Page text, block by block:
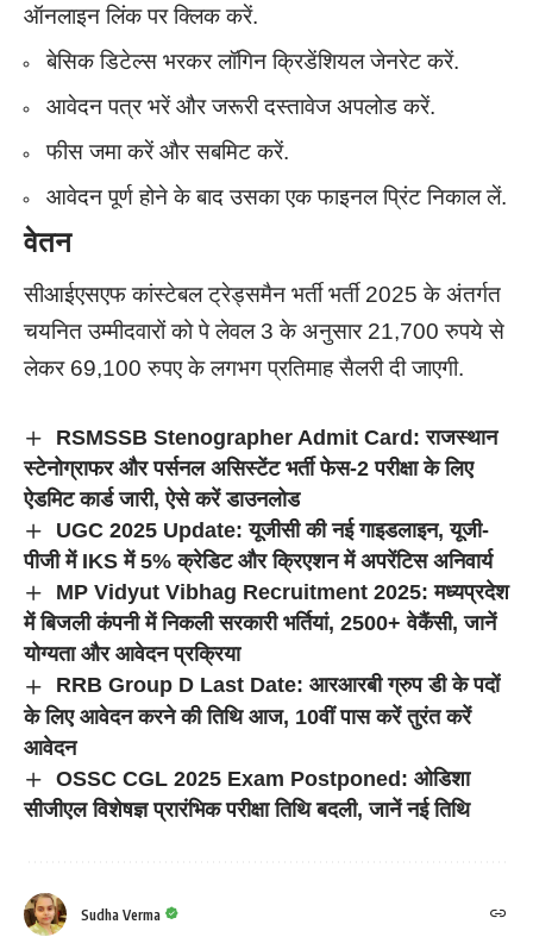
ऑनलाइन लिंक पर क्लिक करें.
बेसिक डिटेल्स भरकर लॉगिन क्रिडेंशियल जेनरेट करें.
आवेदन पत्र भरें और जरूरी दस्तावेज अपलोड करें.
फीस जमा करें और सबमिट करें.
आवेदन पूर्ण होने के बाद उसका एक फाइनल प्रिंट निकाल लें.
वेतन
सीआईएसएफ कांस्टेबल ट्रेड्समैन भर्ती भर्ती 2025 के अंतर्गत
चयनित उम्मीदवारों को पे लेवल 3 के अनुसार 21,700 रुपये से
लेकर 69,100 रुपए के लगभग प्रतिमाह सैलरी दी जाएगी.
RSMSSB Stenographer Admit Card: राजस्थान
स्टेनोग्राफर और पर्सनल असिस्टेंट भर्ती फेस-2 परीक्षा के लिए
ऐडमिट कार्ड जारी, ऐसे करें डाउनलोड
UGC 2025 Update: यूजीसी की नई गाइडलाइन, यूजी-
पीजी में IKS में 5% क्रेडिट और क्रिएशन में अपरेंटिस अनिवार्य
MP Vidyut Vibhag Recruitment 2025: मध्यप्रदेश
में बिजली कंपनी में निकली सरकारी भर्तियां, 2500+ वेकैंसी, जानें
योग्यता और आवेदन प्रक्रिया
RRB Group D Last Date: आरआरबी ग्रुप डी के पदों
के लिए आवेदन करने की तिथि आज, 10वीं पास करें तुरंत करें
आवेदन
OSSC CGL 2025 Exam Postponed: ओडिशा
सीजीएल विशेषज्ञ प्रारंभिक परीक्षा तिथि बदली, जानें नई तिथि
Sudha Verma